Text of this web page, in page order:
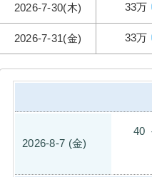
2026-7-30(木) 33万
2026-7-31(金) 33万
2026-8-7 (金)
40